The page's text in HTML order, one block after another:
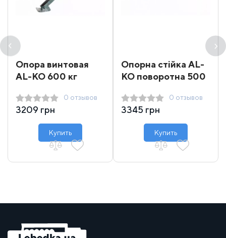
Опора винтовая
AL-KO 600 кг
задняя правая)
0 отзывов
3209 грн
Купить
Опорна стійка AL-
KO поворотна 500
0 отзывов
3345 грн
Купить